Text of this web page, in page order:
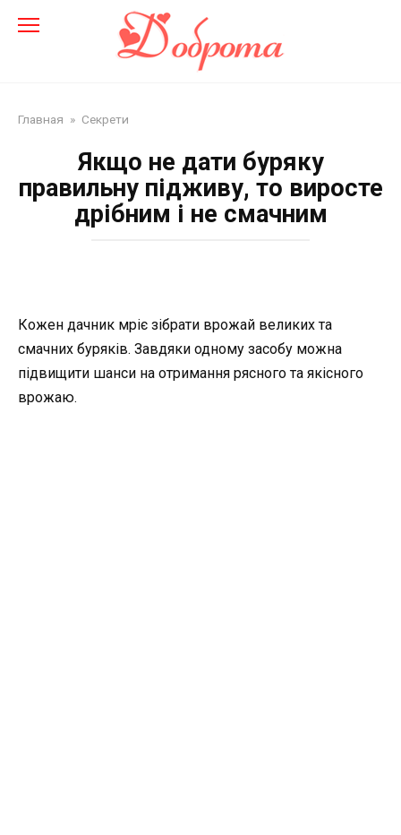
Главная » Секрети
Якщо не дати буряку
правильну підживу, то виросте
дрібним і не смачним
Кожен дачник мріє зібрати врожай великих та
смачних буряків. Завдяки одному засобу можна
підвищити шанси на отримання рясного та якісного
врожаю.